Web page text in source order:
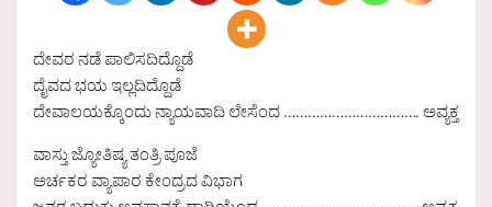
ದೇವರ ನಡೆ ಪಾಲಿಸದಿದ್ದೊಡೆ
ದೈವದ ಭಯ ಇಲ್ಲದಿದ್ದೊಡೆ
ದೇವಾಲಯಕ್ಕೊಂದು ನ್ಯಾಯವಾದಿ ಲೇಸೆಂದ ……………………………. ಅವ್ಯಕ್ತ
ವಾಸ್ತು ಜ್ಯೋತಿಷ್ಯ ತಂತ್ರಿ ಪೂಜೆ
ಅರ್ಚಕರ ವ್ಯಾಪಾರ ಕೇಂದ್ರದ ವಿಭಾಗ